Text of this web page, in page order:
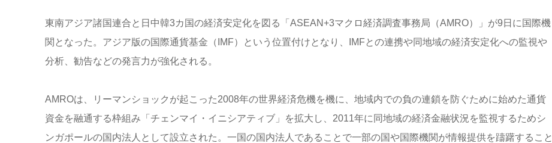
東南アジア諸国連合と日中韓3カ国の経済安定化を図る「ASEAN+3マクロ経済調査事務局（AMRO）」が9日に国際機
関となった。アジア版の国際通貨基金（IMF）という位置付けとなり、IMFとの連携や同地域の経済安定化への監視や
分析、勧告などの発言力が強化される。
AMROは、リーマンショックが起こった2008年の世界経済危機を機に、地域内での負の連鎖を防ぐために始めた通貨
資金を融通する枠組み「チェンマイ・イニシアティブ」を拡大し、2011年に同地域の経済金融状況を監視するためシ
ンガポールの国内法人として設立された。一国の国内法人であることで一部の国や国際機関が情報提供を躊躇すること